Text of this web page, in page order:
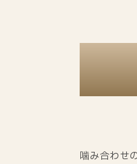
噛み合わせ